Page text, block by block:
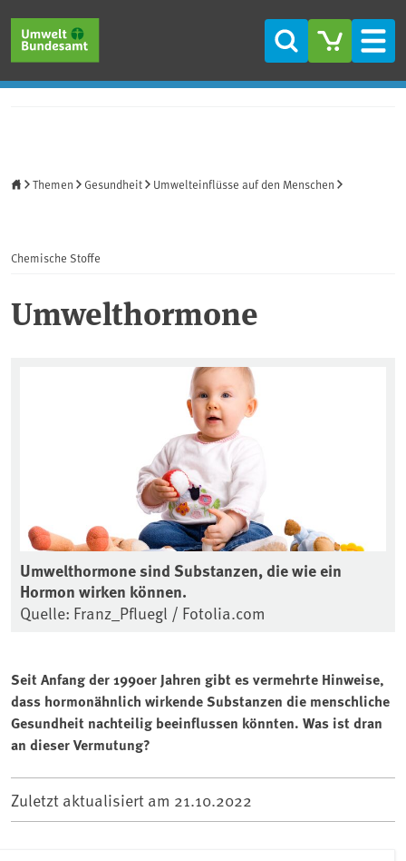
Suche
Themen Gesundheit Umwelteinflüsse auf den Menschen
Chemische Stoffe
Umwelthormone
Umwelthormone sind Substanzen, die wie ein
Hormon wirken können.
Quelle: Franz_Pfluegl / Fotolia.com
Seit Anfang der 1990er Jahren gibt es vermehrte Hinweise,
dass hormonähnlich wirkende Substanzen die menschliche
Gesundheit nachteilig beeinflussen könnten. Was ist dran
an dieser Vermutung?
Zuletzt aktualisiert am 21.10.2022